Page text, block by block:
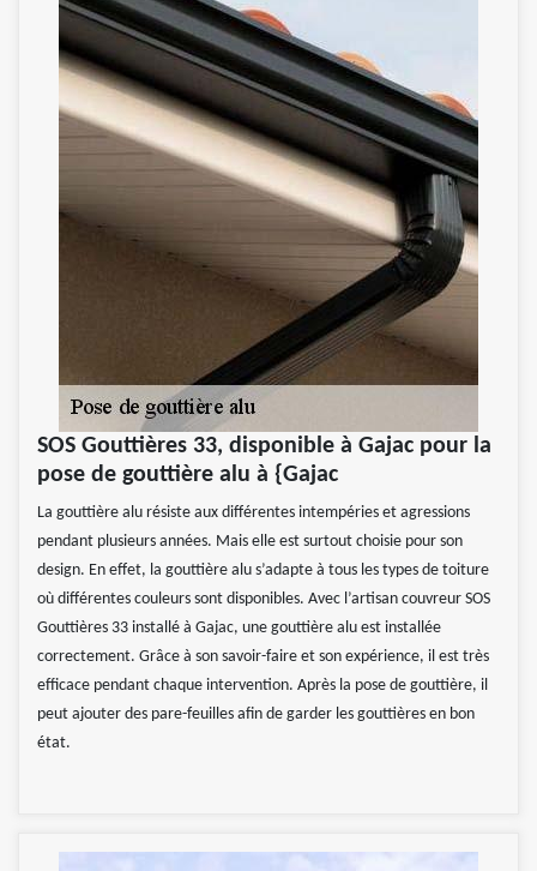
SOS Gouttières 33, disponible à Gajac pour la
pose de gouttière alu à {Gajac
La gouttière alu résiste aux différentes intempéries et agressions
pendant plusieurs années. Mais elle est surtout choisie pour son
design. En effet, la gouttière alu s’adapte à tous les types de toiture
où différentes couleurs sont disponibles. Avec l’artisan couvreur SOS
Gouttières 33 installé à Gajac, une gouttière alu est installée
correctement. Grâce à son savoir-faire et son expérience, il est très
efficace pendant chaque intervention. Après la pose de gouttière, il
peut ajouter des pare-feuilles afin de garder les gouttières en bon
état.